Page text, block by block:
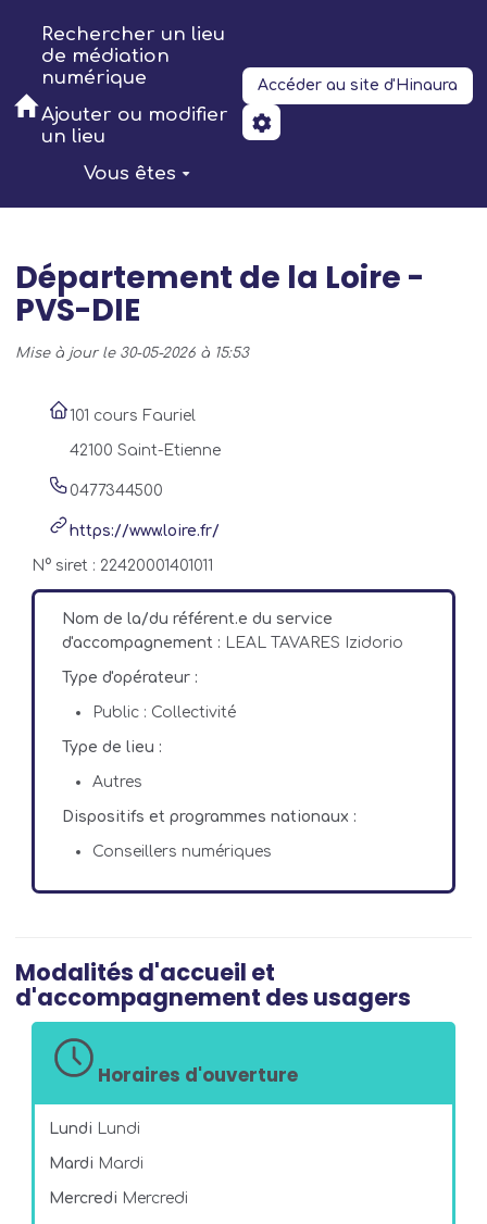
Aller au contenu principal
Rechercher un lieu
de médiation
numérique
Ajouter ou modifier
un lieu
Vous êtes
Accéder au site d'Hinaura
Département de la Loire -
PVS-DIE
Mise à jour le 30-05-2026 à 15:53
101 cours Fauriel
42100 Saint-Etienne
0477344500
https://www.loire.fr/
N° siret : 22420001401011
Nom de la/du référent.e du service
d'accompagnement : LEAL TAVARES Izidorio
Type d'opérateur :
Public : Collectivité
Type de lieu :
Autres
Dispositifs et programmes nationaux :
Conseillers numériques
Modalités d'accueil et
d'accompagnement des usagers
Horaires d'ouverture
Lundi Lundi
Mardi Mardi
Mercredi Mercredi